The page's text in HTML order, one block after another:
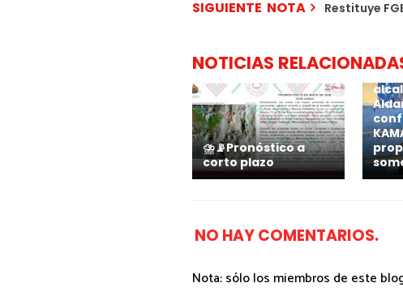
SIGUIENTE NOTA Restituye
NOTICIAS
⛈️📡Pronóstico a
corto plazo
Por
NO HAY COMENTARIOS.
Nota: sólo los miembros de este